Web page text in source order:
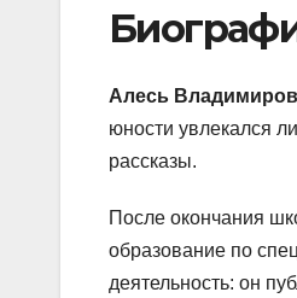
Алесь
юности увлекался
рассказы.
После окончания
образование по
деятельность: он